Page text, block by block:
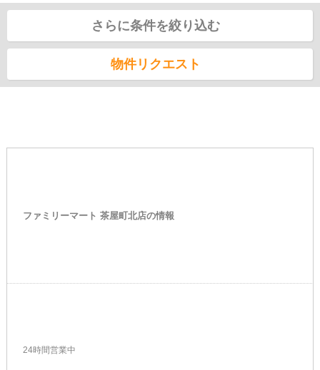
さらに条件を絞り込む
物件リクエスト
ファミリーマート 茶屋町北店の情報
24時間営業中